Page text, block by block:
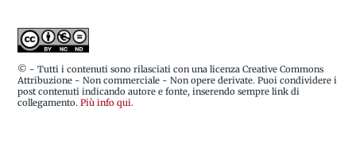
© - Tutti i contenuti sono rilasciati con una licenza Creative Commons
Attribuzione - Non commerciale - Non opere derivate. Puoi condividere i
post contenuti indicando autore e fonte, inserendo sempre link di
collegamento.Più info qui.